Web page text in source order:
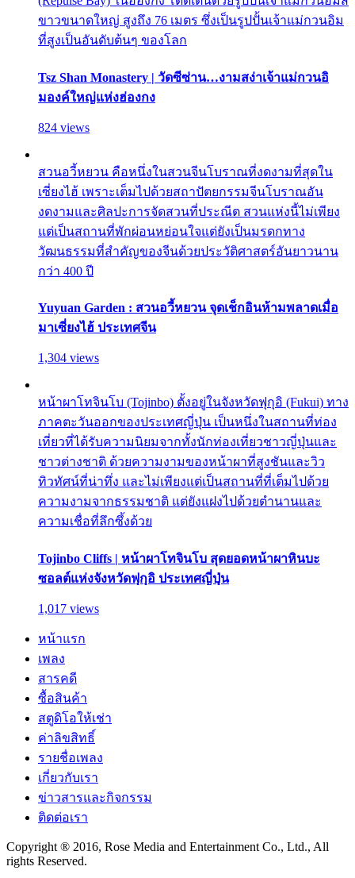
ขาวขนาดใหญ่ สูงถึง 76 เมตร ซึ่งเป็นรูปปั้นเจ้าแม่กวนอิม
ที่สูงเป็นอันดับต้นๆ ของโลก
Tsz Shan Monastery | วัดซีซ่าน…งามสง่าเจ้าแม่กวนอิ
มองค์ใหญ่แห่งฮ่องกง
824 views
สวนอวี้หยวน คือหนึ่งในสวนจีนโบราณที่งดงามที่สุดใน
เซี่ยงไฮ้ เพราะเต็มไปด้วยสถาปัตยกรรมจีนโบราณอัน
งดงามและศิลปะการจัดสวนที่ประณีต สวนแห่งนี้ไม่เพียง
แต่เป็นสถานที่พักผ่อนหย่อนใจแต่ยังเป็นมรดกทาง
วัฒนธรรมที่สำคัญของจีนด้วยประวัติศาสตร์อันยาวนาน
กว่า 400 ปี
Yuyuan Garden : สวนอวี้หยวน จุดเช็กอินห้ามพลาดเมื่อ
มาเซี่ยงไฮ้ ประเทศจีน
1,304 views
หน้าผาโทจินโบ (Tojinbo) ตั้งอยู่ในจังหวัดฟุกุอิ (Fukui) ทาง
ภาคตะวันออกของประเทศญี่ปุ่น เป็นหนึ่งในสถานที่ท่อง
เที่ยวที่ได้รับความนิยมจากทั้งนักท่องเที่ยวชาวญี่ปุ่นและ
ชาวต่างชาติ ด้วยความงามของหน้าผาที่สูงชันและวิว
ทิวทัศน์ที่น่าทึ่ง และไม่เพียงแต่เป็นสถานที่ที่เต็มไปด้วย
ความงามจากธรรมชาติ แต่ยังแฝงไปด้วยตำนานและ
ความเชื่อที่ลึกซึ้งด้วย
Tojinbo Cliffs | หน้าผาโทจินโบ สุดยอดหน้าผาหินบะ
ซอลต์แห่งจังหวัดฟุกุอิ ประเทศญี่ปุ่น
1,017 views
หน้าแรก
เพลง
สารคดี
ซื้อสินค้า
สตูดิโอให้เช่า
ค่าลิขสิทธิ์
รายชื่อเพลง
เกี่ยวกับเรา
ข่าวสารและกิจกรรม
ติดต่อเรา
Copyright ® 2016, Rose Media and Entertainment Co., Ltd., All
rights Reserved.